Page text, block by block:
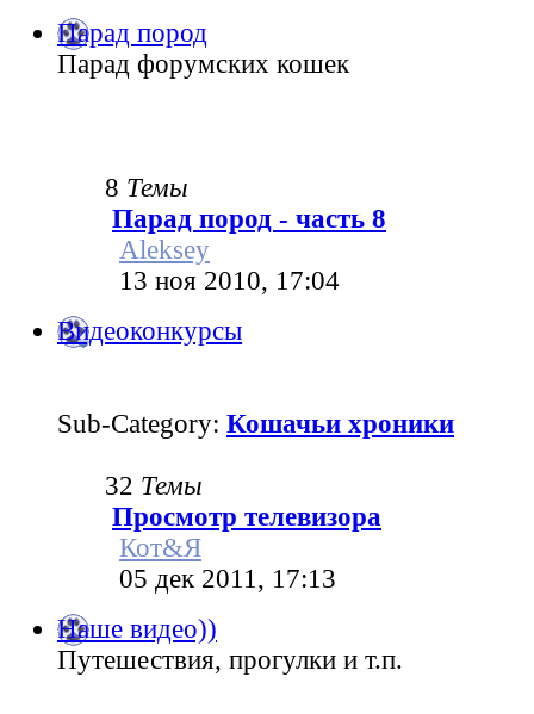
Парад пород
Парад форумских кошек
8 Темы
Парад пород - часть 8
Aleksey
13 ноя 2010, 17:04
Видеоконкурсы
Sub-Category: Кошачьи хроники
32 Темы
Просмотр телевизора
Кот&Я
05 дек 2011, 17:13
Наше видео))
Путешествия, прогулки и т.п.